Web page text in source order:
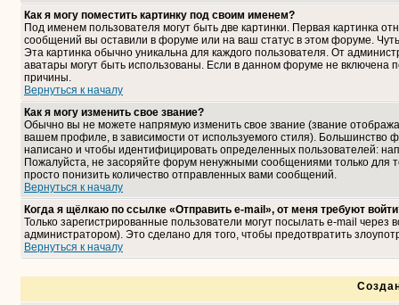
Как я могу поместить картинку под своим именем?
Под именем пользователя могут быть две картинки. Первая картинка
сообщений вы оставили в форуме или на ваш статус в этом форуме.
Эта картинка обычно уникальна для каждого пользователя. От
аватары могут быть использованы. Если в данном форуме не включена
причины.
Вернуться к началу
Как я могу изменить свое звание?
Обычно вы не можете напрямую изменить свое звание (звание
вашем профиле, в зависимости от используемого стиля). Большинство
написано и чтобы идентифицировать определенных пользователей:
Пожалуйста, не засоряйте форум ненужными сообщениями только для
просто понизить количество отправленных вами сообщений.
Вернуться к началу
Когда я щёлкаю по ссылке «Отправить e-mail», от меня требуют
Только зарегистрированные пользователи могут посылать e-mail
администратором). Это сделано для того, чтобы предотвратить
Вернуться к началу